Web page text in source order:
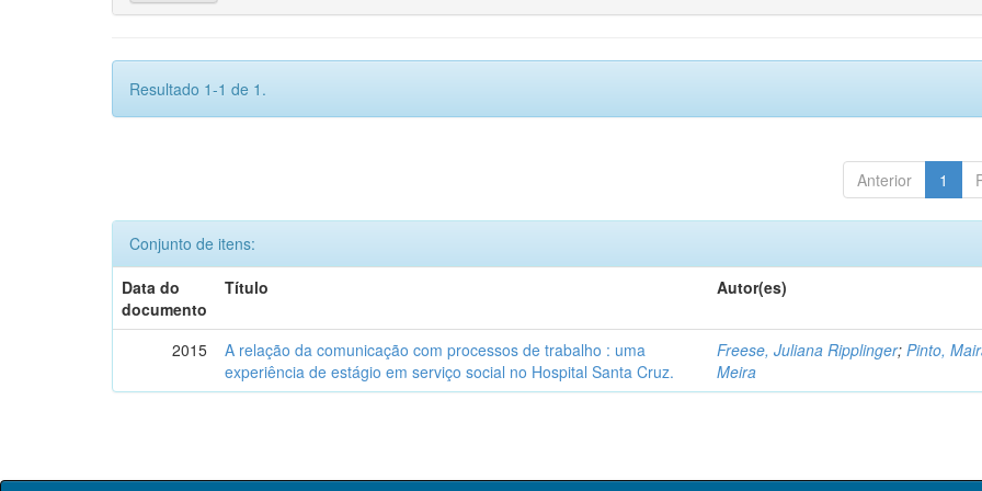
Resultado 1-1 de 1.
Anterior 1
Conjunto de itens:
Data do
documento
Título Autor(es)
2015
A relação da comunicação com processos de trabalho : uma
experiência de estágio em serviço social no Hospital Santa Cruz.
Freese, Juliana Ripplinger;Pinto,
Meira